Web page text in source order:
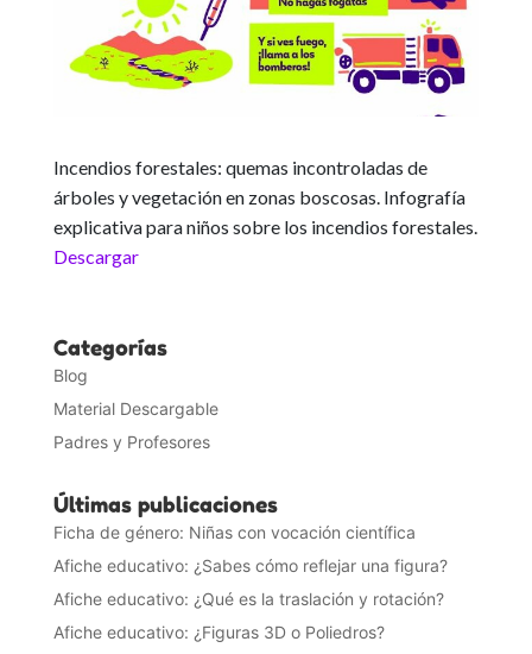
Incendios forestales: quemas incontroladas de
árboles y vegetación en zonas boscosas. Infografía
explicativa para niños sobre los incendios forestales.
Descargar
Categorías
Blog
Material Descargable
Padres y Profesores
Últimas publicaciones
Ficha de género: Niñas con vocación científica
Afiche educativo: ¿Sabes cómo reflejar una figura?
Afiche educativo: ¿Qué es la traslación y rotación?
Afiche educativo: ¿Figuras 3D o Poliedros?